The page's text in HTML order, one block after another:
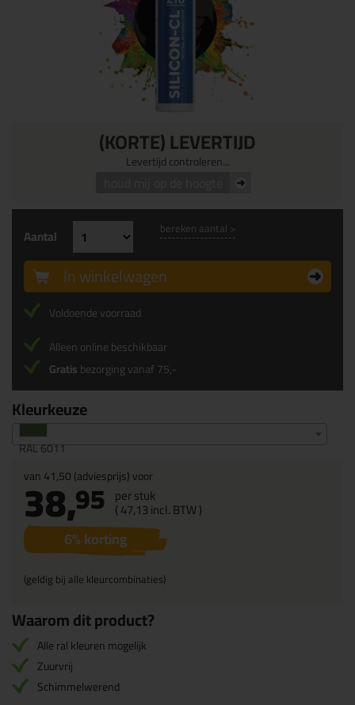
(KORTE) LEVERTIJD
Levertijd controleren...
Kleurkeuze
RAL 6011
van41,50(adviesprijs) voor
38,95 per stuk
(47,13incl. BTW )
6% korting
(geldig bij alle kleurcombinaties)
Aantal bereken aantal >
In winkelwagen
Voldoende voorraad
Alleen online beschikbaar
Gratisbezorging vanaf 75,-
Waarom dit product?
Alle ral kleuren mogelijk
Zuurvrij
Schimmelwerend